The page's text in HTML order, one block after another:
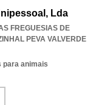
Lda
FREGUESIAS DE
PEVA VALVERDE
para animais